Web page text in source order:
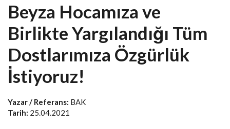
Beyza Hocamıza ve
Birlikte Yargılandığı Tüm
Dostlarımıza Özgürlük
İstiyoruz!
Yazar / Referans: BAK
Tarih: 25.04.2021